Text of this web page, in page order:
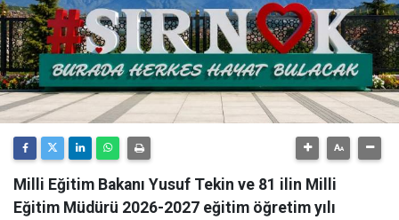
Milli Eğitim Bakanı Yusuf Tekin ve 81 ilin Milli
Eğitim Müdürü 2026-2027 eğitim öğretim yılı